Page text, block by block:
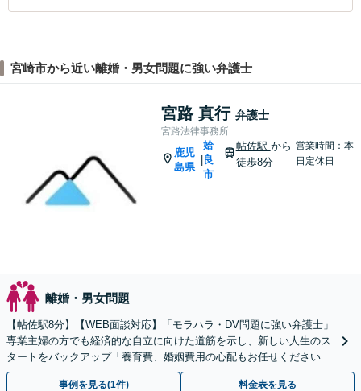
宮崎市から近い離婚・男女問題に強い弁護士
宮路 真行 弁護士
宮路法律事務所
鹿児
島県
姶
良
市
帖佐駅 から
徒歩8分
営業時間：本
日定休日
離婚・男女問題
【帖佐駅8分】【WEB面談対応】「モラハラ・DV問題に強い弁護士」
専業主婦の方でも経済的な自立に向けた道筋を示し、新しい人生のス
タートをバックアップ「養育費、婚姻費用の心配もお任せください」
経営者特有の離婚問題に対応【休日・夜間相談可】
事例を見る(1件) 料金表を見る